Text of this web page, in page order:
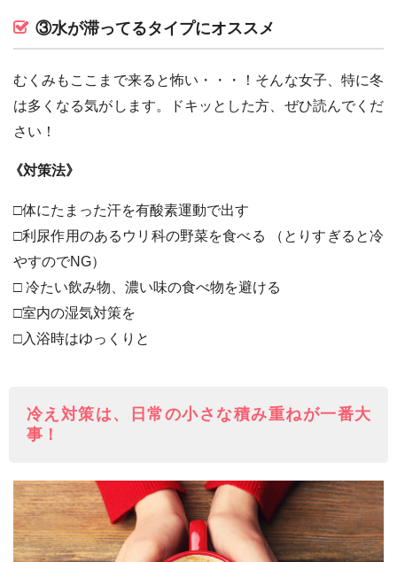
③水が滞ってるタイプにオススメ
むくみもここまで来ると怖い・・・！そんな女子、特に冬
は多くなる気がします。ドキッとした方、ぜひ読んでくだ
さい！
《対策法》
□体にたまった汗を有酸素運動で出す
□利尿作用のあるウリ科の野菜を食べる （とりすぎると冷
やすのでNG）
□ 冷たい飲み物、濃い味の食べ物を避ける
□室内の湿気対策を
□入浴時はゆっくりと
冷え対策は、日常の小さな積み重ねが一番大
事！